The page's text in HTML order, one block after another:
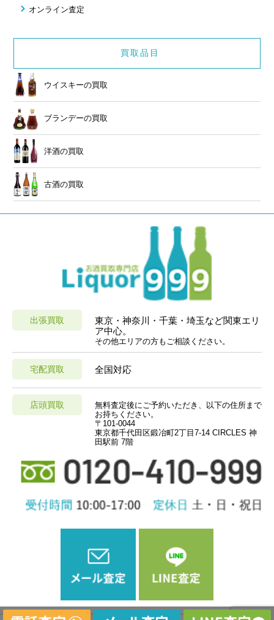
オンライン査定
買取品目
ウイスキーの買取
ブランデーの買取
洋酒の買取
古酒の買取
出張買取
東京・神奈川・千葉・埼玉など関東エリ
ア中心。
その他エリアの方もご相談ください。
宅配買取 全国対応
店頭買取
無料査定後にご予約いただき、以下の住所まで
お持ちください。
〒101-0044
東京都千代田区鍛冶町2丁目7-14 CIRCLES 神
田駅前 7階